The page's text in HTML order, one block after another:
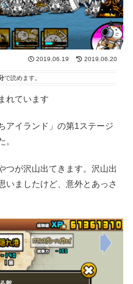
2019.06.19 2019.06.20
で読めます。
れています
アイランド」の第1ステージ
。
つが沢山出てきます。沢山出
いましたけど、意外とあっさ